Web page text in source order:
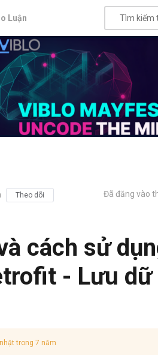
Luận
Theo dõi Đã đăng vào
cách sử
- Lưu
trong 7 năm